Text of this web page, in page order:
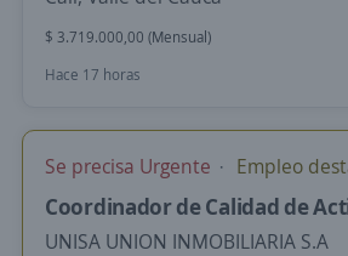
$ 3.719.000,00 (Mensual)
Hace 17 horas
Se precisa Urgente Empleo
Coordinador de Calidad de
UNISA UNION INMOBILIARIA S.A